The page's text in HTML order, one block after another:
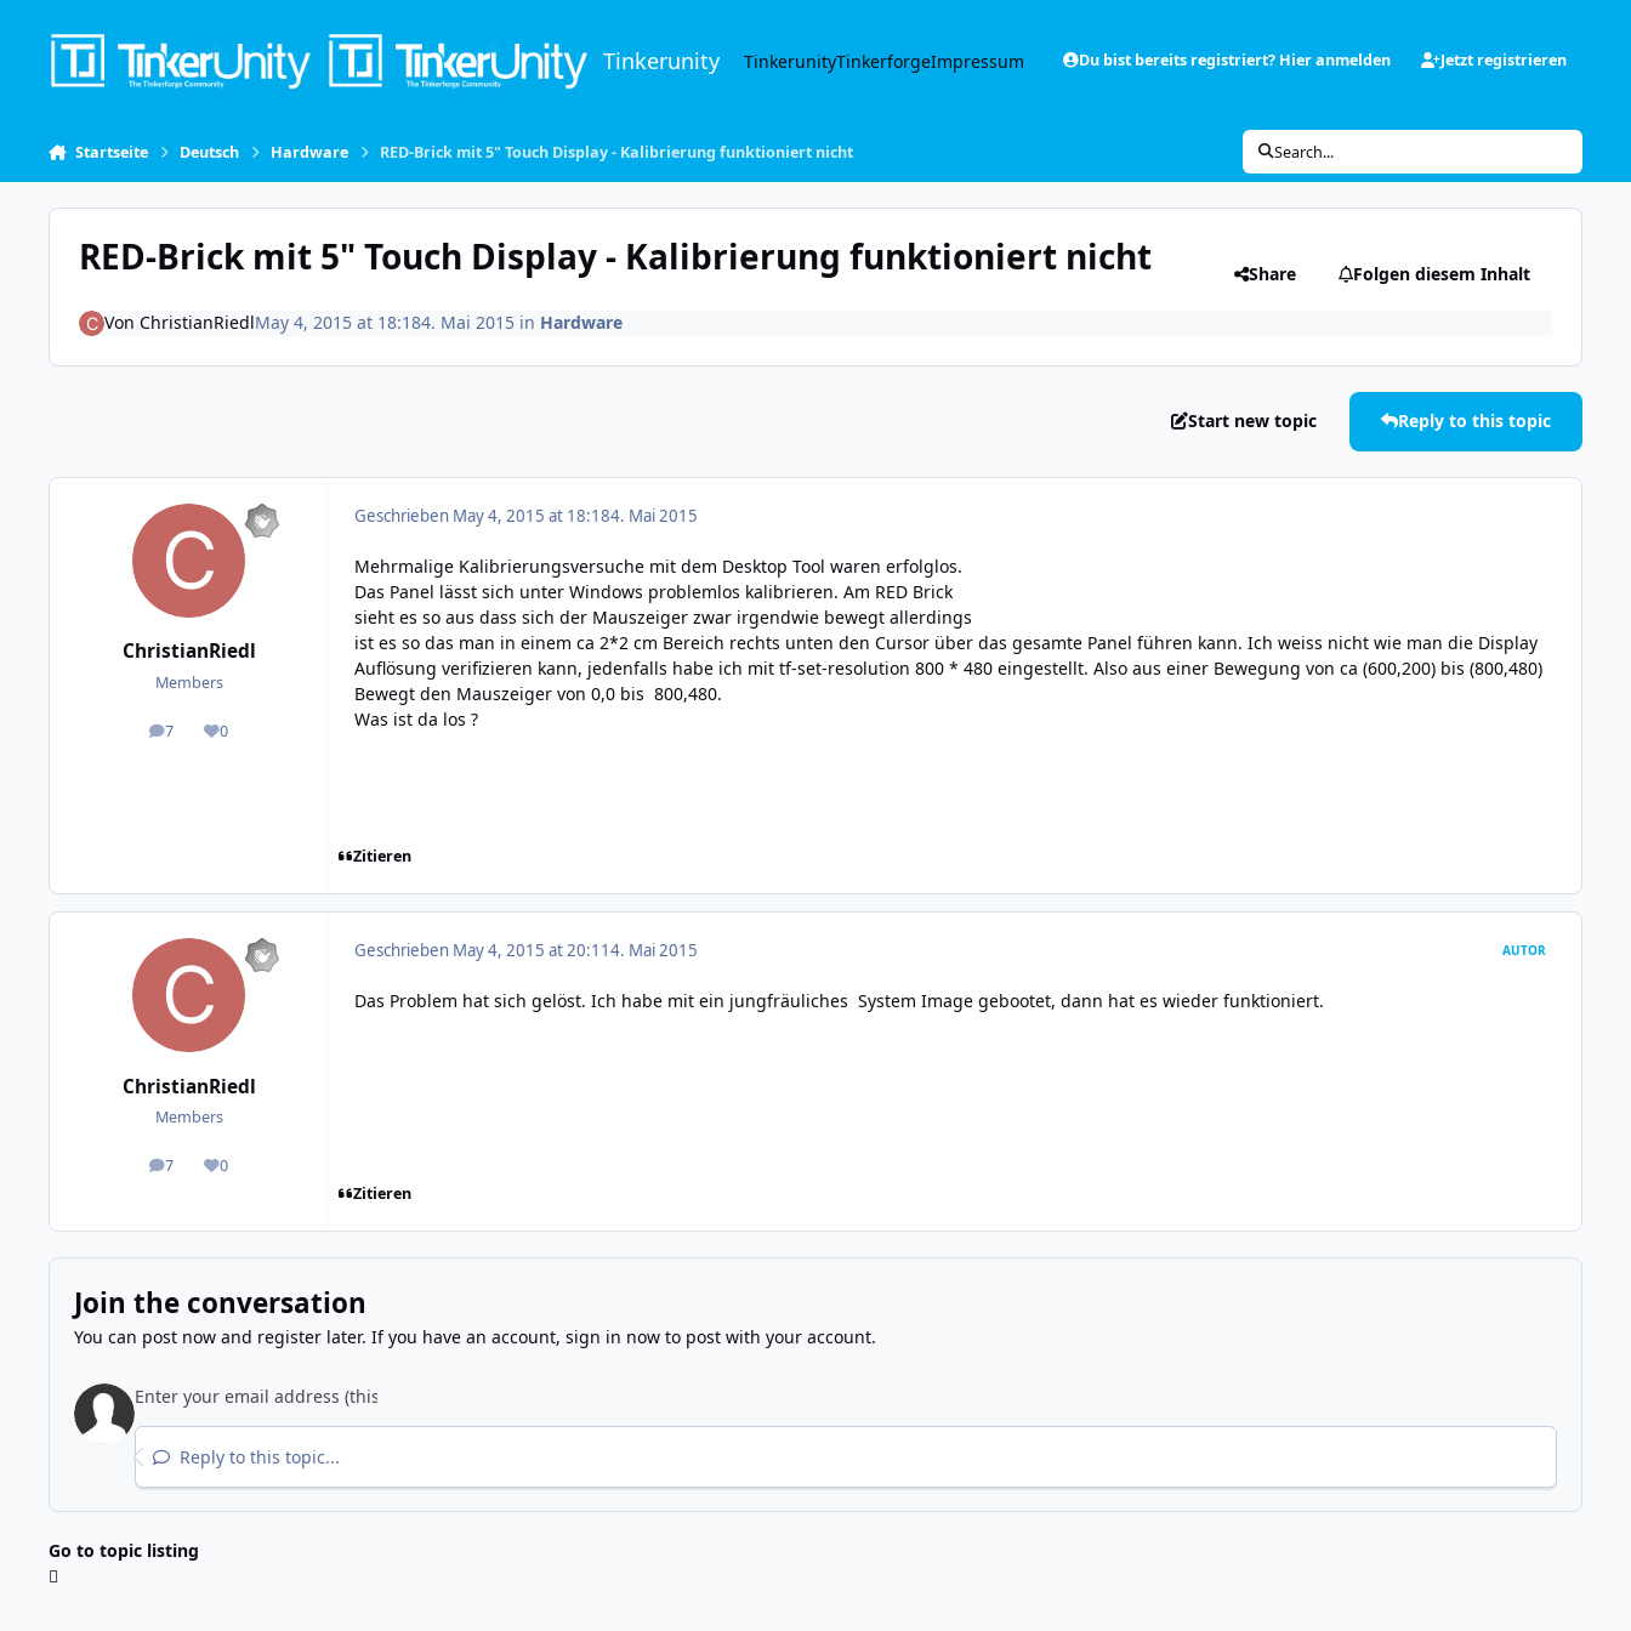
Tinkerunity TinkerunityTinkerforgeImpressum Du bist bereits registriert? Hier anmelden Jetzt registrieren
Startseite Deutsch Hardware RED-Brick mit 5" Touch Display - Kalibrierung funktioniert nicht Search...
RED-Brick mit 5" Touch Display - Kalibrierung funktioniert nicht Share Folgen diesem Inhalt
Von ChristianRiedlMay 4, 2015 at 18:184. Mai 2015in Hardware
Start new topic Reply to this topic
ChristianRiedl
Members
7
posts 0
Reputation
Geschrieben May 4, 2015 at 18:184. Mai 2015
Mehrmalige Kalibrierungsversuche mit dem Desktop Tool waren erfolglos.
Das Panel lässt sich unter Windows problemlos kalibrieren. Am RED Brick
sieht es so aus dass sich der Mauszeiger zwar irgendwie bewegt allerdings
ist es so das man in einem ca 2*2 cm Bereich rechts unten den Cursor über das gesamte Panel führen kann. Ich weiss nicht wie man die Display
Auflösung verifizieren kann, jedenfalls habe ich mit tf-set-resolution 800 * 480 eingestellt. Also aus einer Bewegung von ca (600,200) bis (800,480)
Bewegt den Mauszeiger von 0,0 bis 800,480.
Was ist da los ?
Zitieren
ChristianRiedl
Members
7
posts 0
Reputation
Geschrieben May 4, 2015 at 20:114. Mai 2015 AUTOR
Das Problem hat sich gelöst. Ich habe mit ein jungfräuliches System Image gebootet, dann hat es wieder funktioniert.
Zitieren
Join the conversation
You can post now and register later. If you have an account, sign in nowto post with your account.
Reply to this topic...
Go to topic listing